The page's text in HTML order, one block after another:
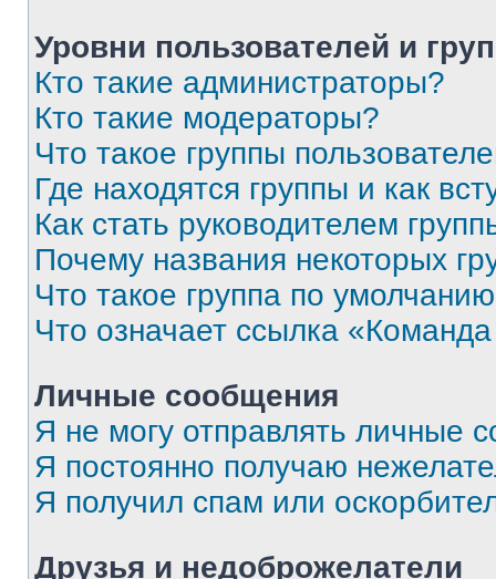
Уровни пользователей и
Кто такие администраторы?
Кто такие модераторы?
Что такое группы
Где находятся группы и как
Как стать руководителем
Почему названия некоторых
Что такое группа по
Что означает ссылка
Личные сообщения
Я не могу отправлять личные
Я постоянно получаю
Я получил спам или
Друзья и недоброжелатели